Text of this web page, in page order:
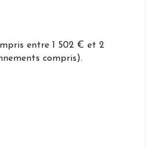
de la sous-
chaude/ consommation)
entre 1 502 € et 2
compris).